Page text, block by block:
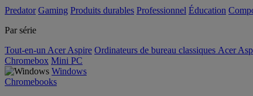
Predator Gaming Produits durables Professionnel Éducation
Par série
Tout-en-un Acer Aspire Ordinateurs de bureau classiques Acer
Chromebox Mini PC
Windows
Chromebooks